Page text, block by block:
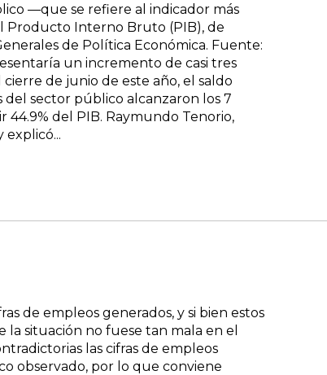
—que se refiere al indicador más
Producto Interno Bruto (PIB), de
de Política Económica. Fuente:
un incremento de casi tres
de junio de este año, el saldo
sector público alcanzaron los 7
44.9% del PIB. Raymundo Tenorio,
de empleos generados, y si bien estos
la situación no fuese tan mala en el
las cifras de empleos
observado, por lo que conviene